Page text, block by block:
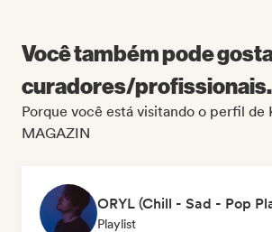
Você também pode
curadores/
Porque você está visitando o perfil de
MAGAZIN
ORYL (Chill - Sad - Pop
Playlist